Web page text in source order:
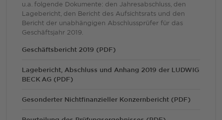
u.a. folgende Dokumente: den Jahresabschluss, den
Lagebericht, den Bericht des Aufsichtsrats und den
Bericht der unabhängigen Abschlussprüfer für das
Geschäftsjahr 2019.
Geschäftsbericht 2019 (PDF)
Lagebericht, Abschluss und Anhang 2019 der LUDWIG
BECK AG (PDF)
Gesonderter Nichtfinanzieller Konzernbericht (PDF)